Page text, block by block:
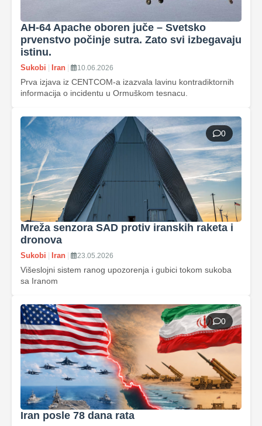
AH-64 Apache oboren juče – Svetsko
prvenstvo počinje sutra. Zato svi izbegavaju
istinu.
Sukobi Iran 10.06.2026
Prva izjava iz CENTCOM-a izazvala lavinu kontradiktornih
informacija o incidentu u Ormuškom tesnacu.
0
Mreža senzora SAD protiv iranskih raketa i
dronova
Sukobi Iran 23.05.2026
Višeslojni sistem ranog upozorenja i gubici tokom sukoba
sa Iranom
0
Iran posle 78 dana rata